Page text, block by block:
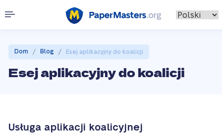
Dom / Blog / Esej aplikacyjny do koalicji
Esej aplikacyjny do koalicji
Usługa aplikacji koalicyjnej